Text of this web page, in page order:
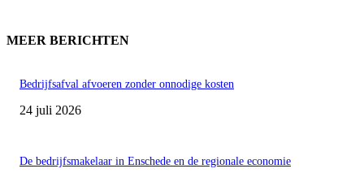
MEER BERICHTEN
Bedrijfsafval afvoeren zonder onnodige kosten
24 juli 2026
De bedrijfsmakelaar in Enschede en de regionale economie